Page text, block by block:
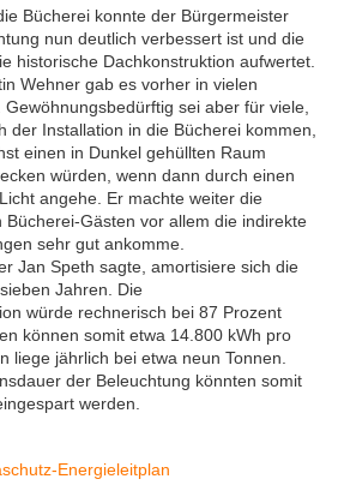
Bücherei konnte der Bürgermeister
nun deutlich verbessert ist und die
historische Dachkonstruktion aufwertet.
Wehner gab es vorher in vielen
sei aber für viele,
der Installation in die Bücherei kommen,
einen in Dunkel gehüllten Raum
würden, wenn dann durch einen
angehe. Er machte weiter die
Bücherei-Gästen vor allem die indirekte
sehr gut ankomme.
Jan Speth sagte, amortisiere sich die
Jahren. Die
würde rechnerisch bei 87 Prozent
können somit etwa 14.800 kWh pro
liege jährlich bei etwa neun Tonnen.
der Beleuchtung könnten somit
werden.
Energieleitplan